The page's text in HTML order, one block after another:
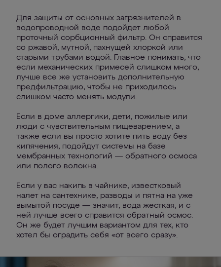
Для защиты от основных загрязнителей в
водопроводной воде подойдет любой
проточный сорбционный фильтр. Он справится
со ржавой, мутной, пахнущей хлоркой или
старыми трубами водой. Главное понимать, что
если механических примесей слишком много,
лучше все же установить дополнительную
предфильтрацию, чтобы не приходилось
слишком часто менять модули.
Если в доме аллергики, дети, пожилые или
люди с чувствительным пищеварением, а
также если вы просто хотите пить воду без
кипячения, подойдут системы на базе
мембранных технологий — обратного осмоса
или полого волокна.
Если у вас накипь в чайнике, известковый
налет на сантехнике, разводы и пятна на уже
вымытой посуде — значит, вода жесткая, и с
ней лучше всего справится обратный осмос.
Он же будет лучшим вариантом для тех, кто
хотел бы оградить себя «от всего сразу».